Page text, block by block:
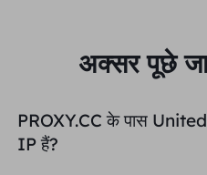
अक्सर पूछे
PROXY.CC के पास
IP हैं?